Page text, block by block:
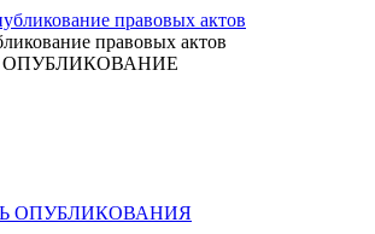
правовых актов
ОПУБЛИКОВАНИЯ